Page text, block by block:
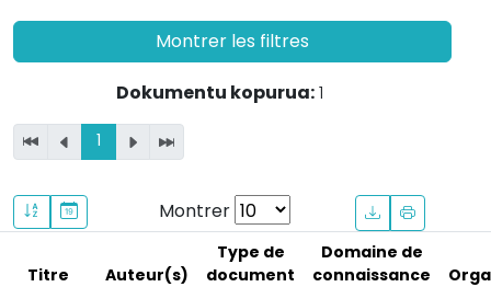
Montrer les filtres
Dokumentu kopurua:1
1
Montrer
Titre Auteur(s)
Type de
document
Domaine de
connaissance